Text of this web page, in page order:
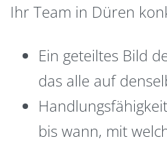
Ihr Team in Düren
Ein geteiltes Bild
das alle auf
bis wann, mit